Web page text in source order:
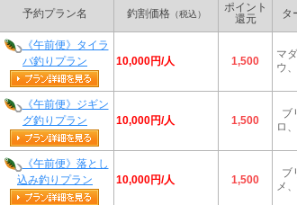
予約プラン名 釣割価格（税込）
ポイント
還元
タ
《午前便》タイラ
バ釣りプラン
10,000円/人 1,500
マ
ウ
《午前便》ジギン
グ釣りプラン
10,000円/人 1,500
ブ
ロ
《午前便》落とし
込み釣りプラン
10,000円/人 1,500
ブ
メ